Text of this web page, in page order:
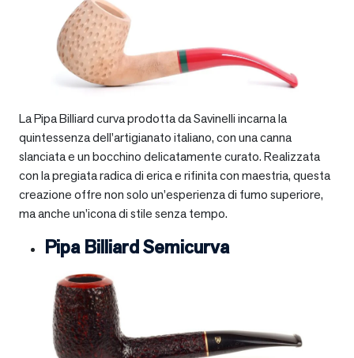
La Pipa Billiard curva prodotta da Savinelli incarna la
quintessenza dell’artigianato italiano, con una canna
slanciata e un bocchino delicatamente curato. Realizzata
con la pregiata radica di erica e rifinita con maestria, questa
creazione offre non solo un’esperienza di fumo superiore,
ma anche un’icona di stile senza tempo.
Pipa Billiard Semicurva